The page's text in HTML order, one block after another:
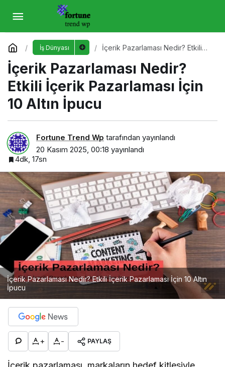
İş Dünyası
İçerik Pazarlaması Nedir? Etkili
İpucu
İçerik Pazarlaması Nedir?
Etkili İçerik Pazarlaması İçin
10 Altın İpucu
Fortune Trend Wp tarafından yayınlandı
20 Kasım 2025, 00:18 yayınlandı
4dk, 17sn
İçerik Pazarlaması Nedir? Etkili İçerik Pazarlaması İçin 10 Altın
İpucu
+ - PAYLAŞ
İçerik Pazarlaması Nedir? Etkili İçerik
Pazarlaması İçin 10 Altın İpucu
Yorum Yap